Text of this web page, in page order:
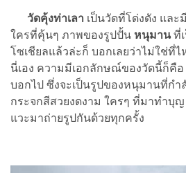
วัดคุ้งท่าเลา เป็นวัดที่โด่งดัง แล
ใครที่คุ้นๆ ภาพของรูปปั้น หนุมานที่
โซเชียลแล้วล่ะก็ บอกเลยว่าไม่ใช่ที่
นี่เอง ความมีเอกลักษณ์ของวัดนี้ก็คือ
บอกไป ซึ่งจะเป็นรูปของหนุมานที่กำ
กระจกสีสวยงดงาม ใครๆ ที่มาทำบุ
แวะมาถ่ายรูปกันด้วยทุกครั้ง